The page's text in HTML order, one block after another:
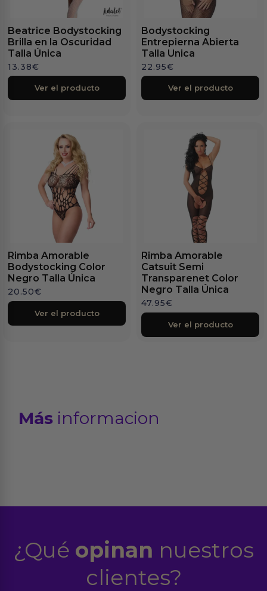
Beatrice Bodystocking
Brilla en la Oscuridad
Talla Única
13.38€
Ver el producto
Bodystocking
Entrepierna Abierta
Talla Unica
22.95€
Ver el producto
Rimba Amorable
Bodystocking Color
Negro Talla Única
20.50€
Ver el producto
Rimba Amorable
Catsuit Semi
Transparenet Color
Negro Talla Única
47.95€
Ver el producto
Más informacion
¿Qué opinan nuestros
clientes?